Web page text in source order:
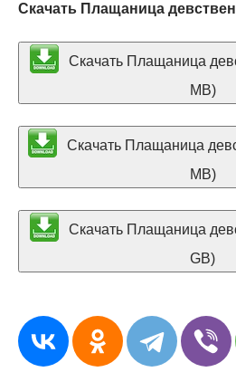
Скачать Плащаница
Скачать Плащаница
MB)
Скачать Плащаница
MB)
Скачать Плащаница
GB)